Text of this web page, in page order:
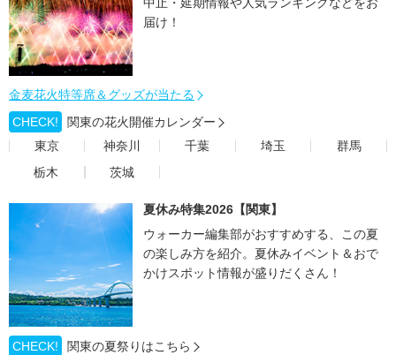
中止・延期情報や人気ランキングなどをお
届け！
金麦花火特等席＆グッズが当たる
CHECK!
関東の花火開催カレンダー
東京
神奈川 千葉 埼玉
群馬
栃木
茨城
夏休み特集2026【関東】
ウォーカー編集部がおすすめする、この夏
の楽しみ方を紹介。夏休みイベント＆おで
かけスポット情報が盛りだくさん！
CHECK!
関東の夏祭りはこちら